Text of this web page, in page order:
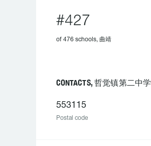
#427
of 476 schools, 曲靖
CONTACTS, 哲觉镇第二中学
553115
Postal code